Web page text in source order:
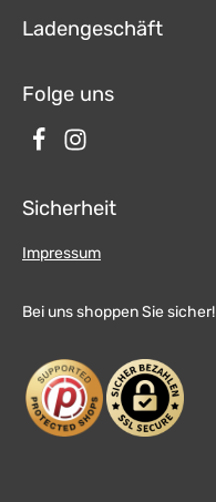
Ladengeschäft
Folge uns
Sicherheit
Impressum
Bei uns shoppen Sie sicher!